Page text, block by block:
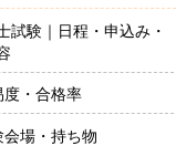
試験｜日程・申込み・
度・合格率
会場・持ち物